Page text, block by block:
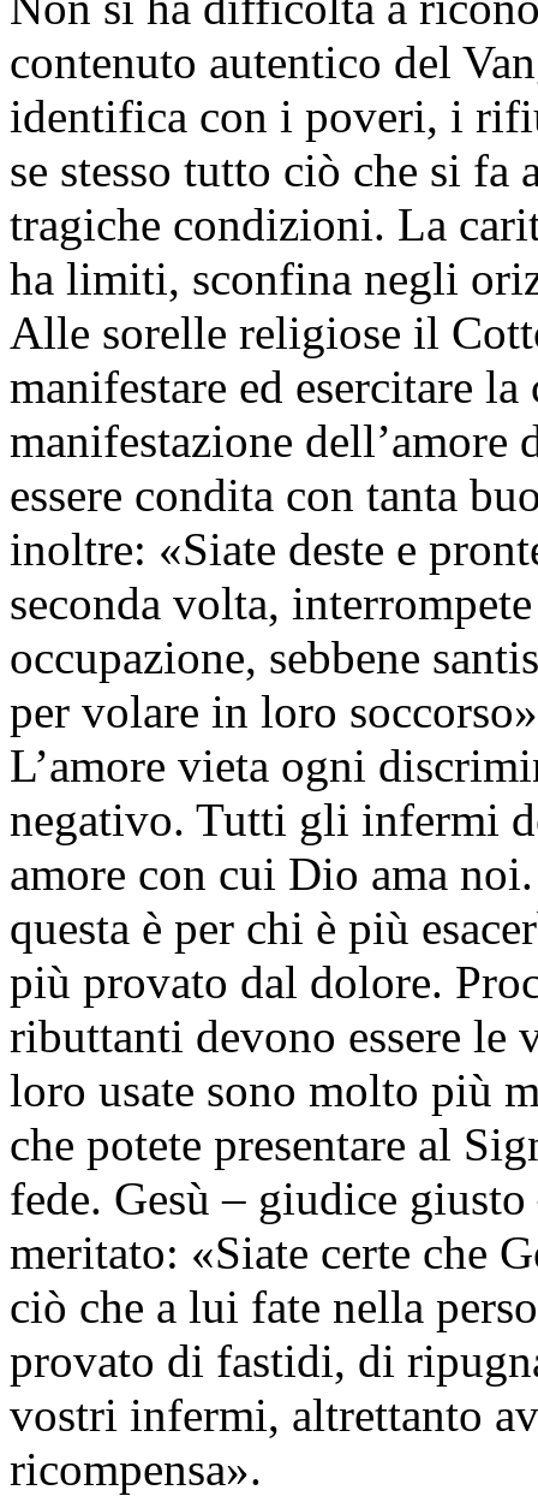
contenuto autentico del
identifica con i poveri, i
se stesso tutto ciò che si
tragiche condizioni. La
ha limiti, sconfina negli
Alle sorelle religiose il
manifestare ed esercitare
manifestazione
essere condita con tanta
inoltre: «Siate deste e
seconda volta,
occupazione, sebbene
per volare in loro
L’amore vieta ogni
negativo. Tutti gli infermi
amore con cui Dio ama
questa è per chi è più
più provato dal dolore.
ributtanti devono essere le
loro usate sono molto più
che potete presentare al
fede. Gesù – giudice
meritato: «Siate certe che
ciò che a lui fate nella
provato di fastidi, di
vostri infermi, altrettanto
ricompensa».